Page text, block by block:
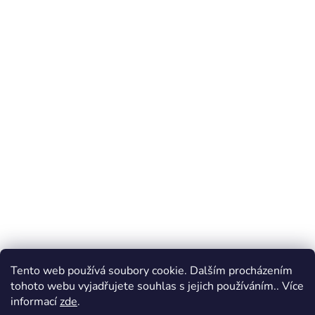
Tento web používá soubory cookie. Dalším procházením
tohoto webu vyjadřujete souhlas s jejich používáním.. Více
informacízde.